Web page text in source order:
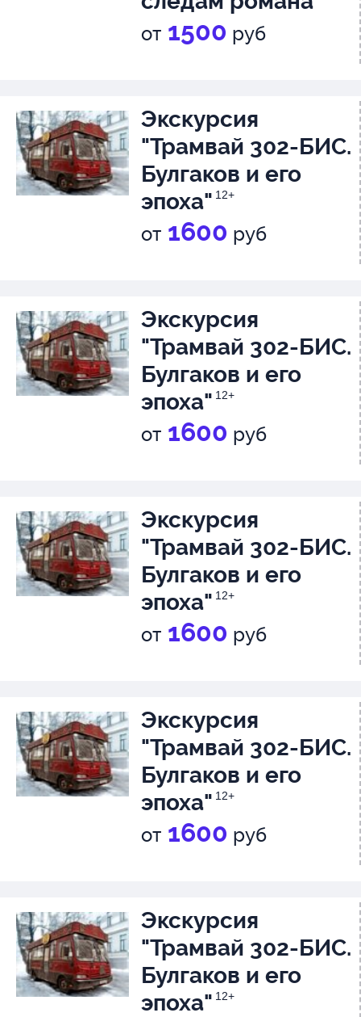
"Мастер и
от 1500 руб
Экскурсия
"Трамвай 302-БИС.
Булгаков и его
эпоха" 12+
от 1600 руб
Экскурсия
"Трамвай 302-БИС.
Булгаков и его
эпоха" 12+
от 1600 руб
Экскурсия
"Трамвай 302-БИС.
Булгаков и его
эпоха" 12+
от 1600 руб
Экскурсия
"Трамвай 302-БИС.
Булгаков и его
эпоха" 12+
от 1600 руб
Экскурсия
"Трамвай 302-БИС.
Булгаков и его
эпоха" 12+